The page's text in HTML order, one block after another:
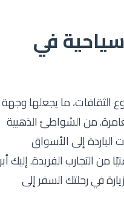
في
الثقافات، ما يجعلها وجهة
من الشواطئ الذهبية
الباردة إلى الأسواق
من التجارب الفريدة. إليك أبرز
في رحلتك السفر إلى